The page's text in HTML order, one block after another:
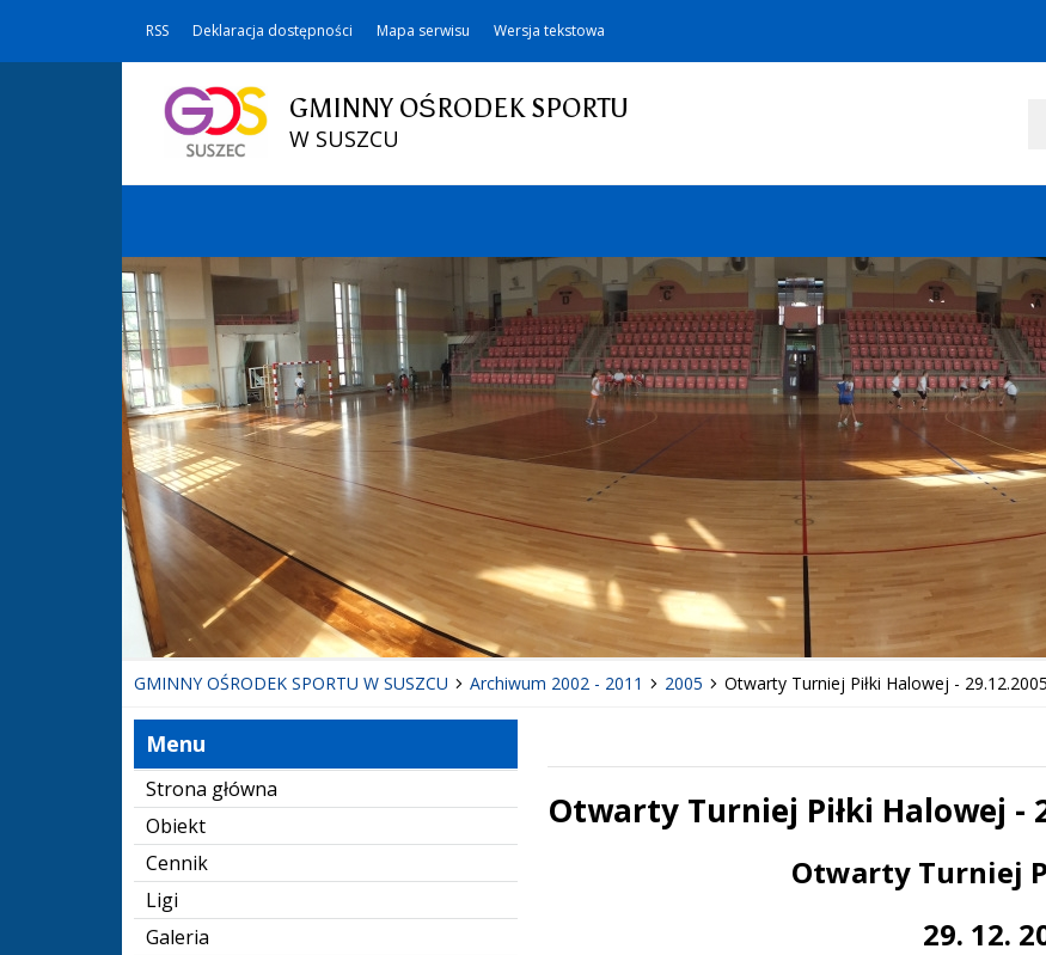
RSS Deklaracja dostępności Mapa serwisu Wersja tekstowa
GMINNY OŚRODEK SPORTU
W SUSZCU
GMINNY OŚRODEK SPORTU W SUSZCU Archiwum 2002 - 2011 2005 Otwarty Turniej Piłki Halowej - 29.12.2005
Menu
Strona główna
Obiekt
Cennik
Ligi
Galeria
Otwarty Turniej Piłki Halowej -
Otwarty Turniej
29. 12.